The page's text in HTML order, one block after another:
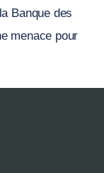
Banque des
menace pour